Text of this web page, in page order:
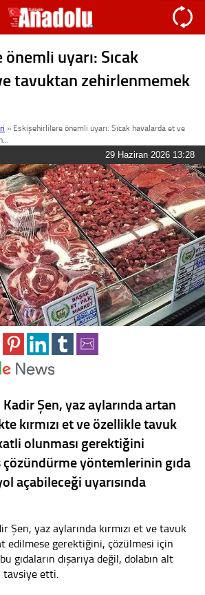
uyarı: Sıcak
tavuktan zehirlenmemek
» Eskişehirlilere önemli uyarı: Sıcak havalarda et ve
29 Haziran 2026 13:28
Şen, yaz aylarında artan
kırmızı et ve özellikle tavuk
olunması gerektiğini
çözündürme yöntemlerinin gıda
açabileceği uyarısında
Şen, yaz aylarında kırmızı et ve tavuk
edilmese gerektiğini, çözülmesi için
gıdaların dışarıya değil, dolabın alt
tavsiye etti.